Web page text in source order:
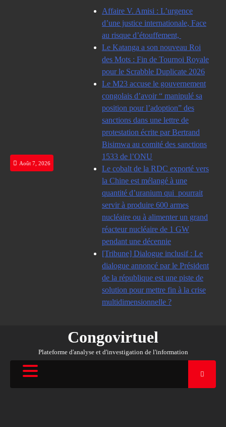
Août 7, 2026
Affaire V. Amisi : L’urgence
d’une justice internationale, Face
au risque d’étouffement,
Le Katanga a son nouveau Roi
des Mots : Fin de Tournoi Royale
pour le Scrabble Duplicate 2026
Le M23 accuse le gouvernement
congolais d’avoir “ manipulé sa
position pour l’adoption” des
sanctions dans une lettre de
protestation écrite par Bertrand
Bisimwa au comité des sanctions
1533 de l’ONU
Le cobalt de la RDC exporté vers
la Chine est mélangé à une
quantité d’uranium qui pourrait
servir à produire 600 armes
nucléaire ou à alimenter un grand
réacteur nucléaire de 1 GW
pendant une décennie
[Tribune] Dialogue inclusif : Le
dialogue annoncé par le Président
de la république est une piste de
solution pour mettre fin à la crise
multidimensionnelle ?
Congovirtuel
Plateforme d'analyse et d'investigation de l'information